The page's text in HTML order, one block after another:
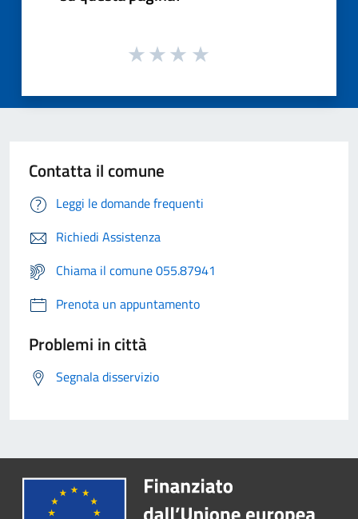
Contatta il comune
Leggi le domande frequenti
Richiedi Assistenza
Chiama il comune 055.87941
Prenota un appuntamento
Problemi in città
Segnala disservizio